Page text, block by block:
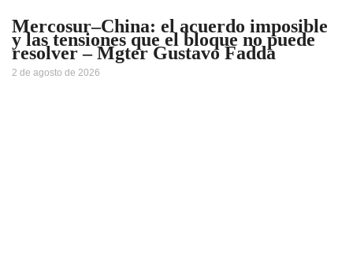
Mercosur–China: el acuerdo imposible
y las tensiones que el bloque no puede
resolver – Mgter Gustavo Fadda
2 de agosto de 2026